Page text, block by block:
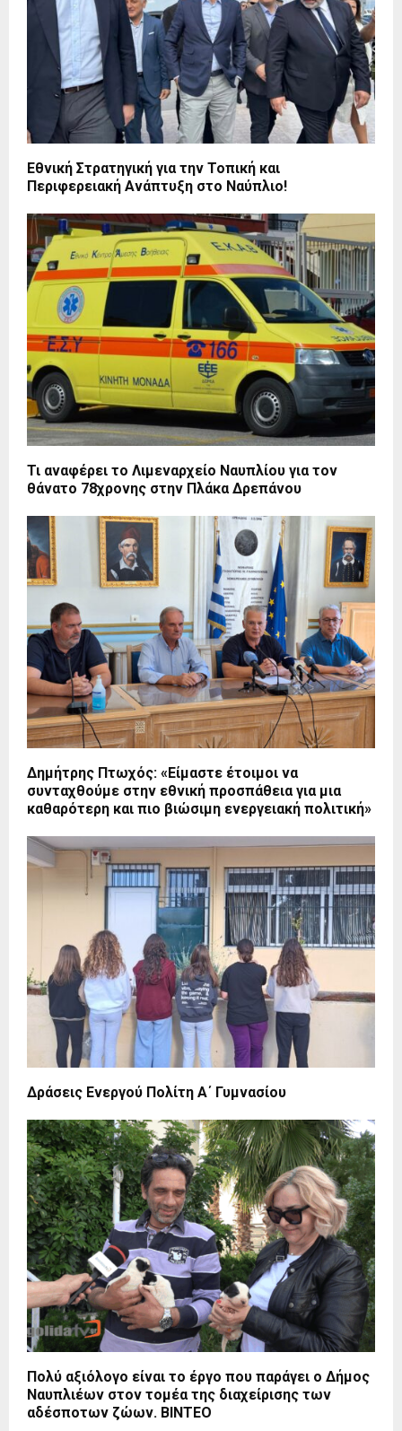
Εθνική Στρατηγική για την Τοπική και
Περιφερειακή Ανάπτυξη στο Ναύπλιο!
Τι αναφέρει το Λιμεναρχείο Ναυπλίου για τον
θάνατο 78χρονης στην Πλάκα Δρεπάνου
Δημήτρης Πτωχός: «Είμαστε έτοιμοι να
συνταχθούμε στην εθνική προσπάθεια για μια
καθαρότερη και πιο βιώσιμη ενεργειακή πολιτική»
Δράσεις Ενεργού Πολίτη Α΄ Γυμνασίου
Πολύ αξιόλογο είναι το έργο που παράγει ο Δήμος
Ναυπλιέων στον τομέα της διαχείρισης των
αδέσποτων ζώων. ΒΙΝΤΕΟ